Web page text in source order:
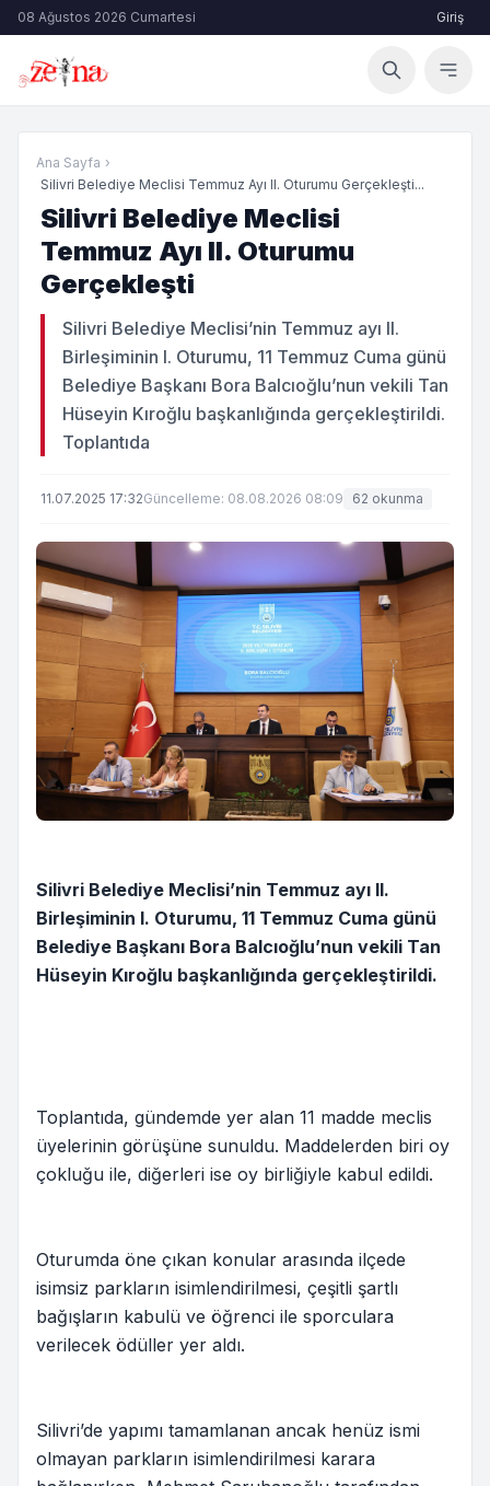
08 Ağustos 2026 Cumartesi Giriş
Ana Sayfa ›
Silivri Belediye Meclisi Temmuz Ayı II. Oturumu Gerçekleşti...
Silivri Belediye Meclisi
Temmuz Ayı II. Oturumu
Gerçekleşti
Silivri Belediye Meclisi’nin Temmuz ayı II.
Birleşiminin I. Oturumu, 11 Temmuz Cuma günü
Belediye Başkanı Bora Balcıoğlu’nun vekili Tan
Hüseyin Kıroğlu başkanlığında gerçekleştirildi.
Toplantıda
11.07.2025 17:32Güncelleme: 08.08.2026 08:09 62 okunma
Silivri Belediye Meclisi’nin Temmuz ayı II.
Birleşiminin I. Oturumu, 11 Temmuz Cuma günü
Belediye Başkanı Bora Balcıoğlu’nun vekili Tan
Hüseyin Kıroğlu başkanlığında gerçekleştirildi.
Toplantıda, gündemde yer alan 11 madde meclis
üyelerinin görüşüne sunuldu. Maddelerden biri oy
çokluğu ile, diğerleri ise oy birliğiyle kabul edildi.
Oturumda öne çıkan konular arasında ilçede
isimsiz parkların isimlendirilmesi, çeşitli şartlı
bağışların kabulü ve öğrenci ile sporculara
verilecek ödüller yer aldı.
Silivri’de yapımı tamamlanan ancak henüz ismi
olmayan parkların isimlendirilmesi karara